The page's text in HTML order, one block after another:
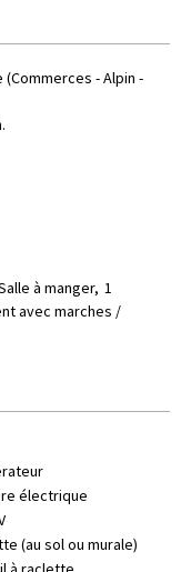
(Commerces - Alpin -
à manger 1
avec marches /
électrique
(au sol ou murale)